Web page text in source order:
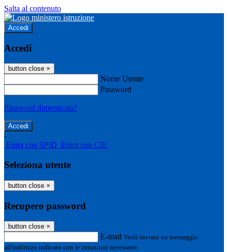
Salta al contenuto
Accedi
Accedi
button close ×
Nome Utente
Password
Password dimenticata?
-
Entra con SPID Entra con CIE
Seleziona utente
button close ×
Recupero password
button close ×
E-mail Verrà inviato un messaggio
all'indirizzo indicato con le istruzioni necessarie.